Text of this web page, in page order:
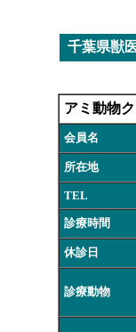
千葉県獣
アミ動物
会員名
所在地
TEL
診療時間
休診日
診療動物